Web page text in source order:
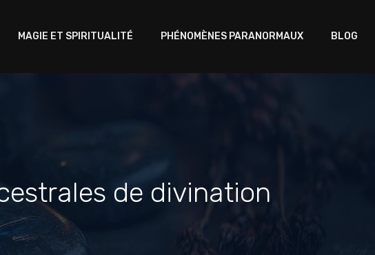
MAGIE ET SPIRITUALITÉ PHÉNOMÈNES PARANORMAUX BLOG
de divination